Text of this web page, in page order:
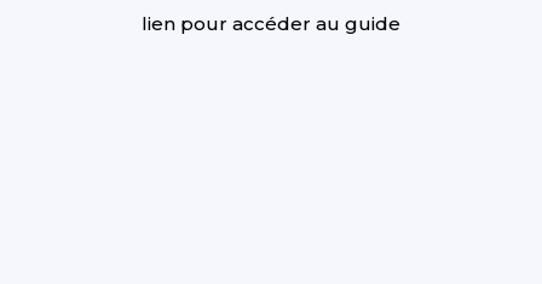
lien pour accéder au guide